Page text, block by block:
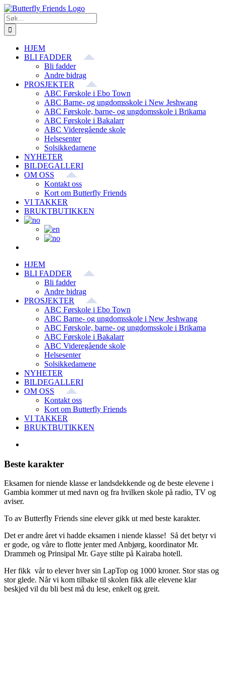
Skip
to
content
Facebook
E-
post
Søk
etter:
HJEM
BLI FADDER
Bli fadder
Andre bidrag
PROSJEKTER
ABC Førskole i Ebo Town
ABC Barne- og ungdomsskole i New Jeshwang
ABC Førskole, barne- og ungdomsskole i Brikama
ABC Førskole i Bakalarr
ABC Videregående skole
Helsesenter
Solsikkedamene
NYHETER
BILDEGALLERI
OM OSS
Kontakt oss
Kort om Butterfly Friends
VI TAKKER
BRUKTBUTIKKEN
HJEM
BLI FADDER
Bli fadder
Andre bidrag
PROSJEKTER
ABC Førskole i Ebo Town
ABC Barne- og ungdomsskole i New Jeshwang
ABC Førskole, barne- og ungdomsskole i Brikama
ABC Førskole i Bakalarr
ABC Videregående skole
Helsesenter
Solsikkedamene
NYHETER
BILDEGALLERI
OM OSS
Kontakt oss
Kort om Butterfly Friends
VI TAKKER
BRUKTBUTIKKEN
Image
Beste karakter
Eksamen for niende klasse er landsdekkende og de beste elevene i
Gambia kommer ut med navn og fra hvilken skole på radio, TV og
aviser.
To av Butterfly Friends sine elever gikk ut med beste karakter.
Det er andre året vi hadde eksamen i niende klasse! Så det betyr vi
er gode, og våre to flotte jenter med Anbjørg, koordinator Mr.
Drammeh og Prinsipal Mr. Gaye stilte på Kairaba hotell.
Her fikk vår to elever hver sin LapTop og 1000 kroner. Stor stas og
stor glede. Når vi kom tilbake til skolen fikk alle elevene klar
beskjed vil du bli best må du lese, enkelt og greit.